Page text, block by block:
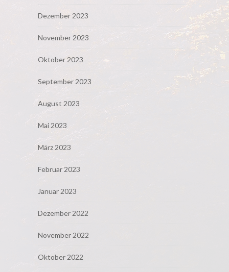
Dezember 2023
November 2023
Oktober 2023
September 2023
August 2023
Mai 2023
März 2023
Februar 2023
Januar 2023
Dezember 2022
November 2022
Oktober 2022